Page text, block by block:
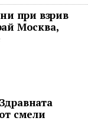
при взрив
Москва,
смели